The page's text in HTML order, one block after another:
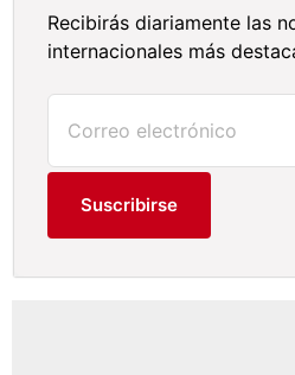
Recibirás diariamente las
internacionales más
Suscribirse